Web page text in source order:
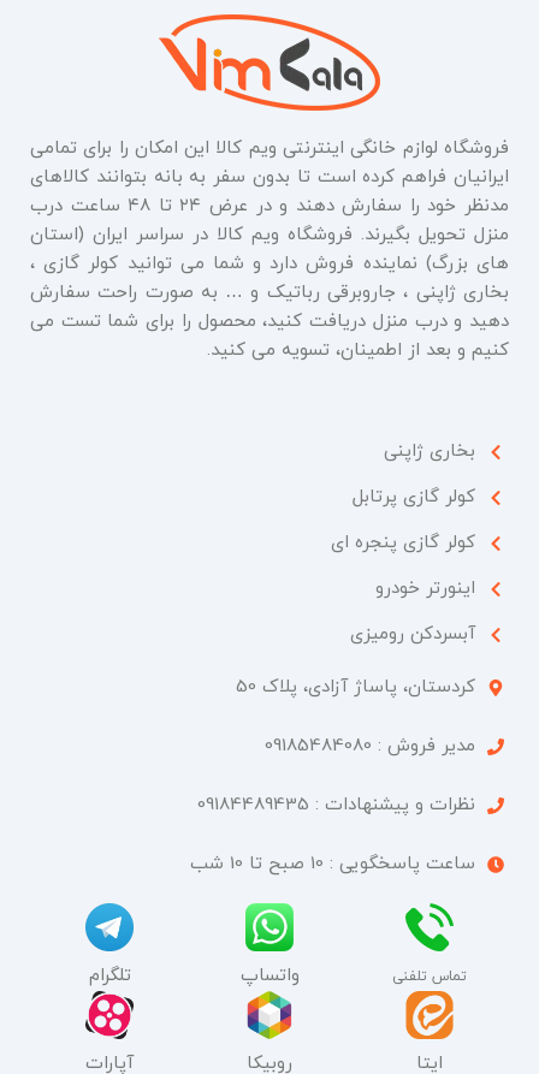
فروشگاه لوازم خانگی اینترنتی ویم کالا این امکان را برای تمامی
ایرانیان فراهم کرده است تا بدون سفر به بانه بتوانند کالاهای
مدنظر خود را سفارش دهند و در عرض ۲۴ تا ۴۸ ساعت درب
منزل تحویل بگیرند. فروشگاه ویم کالا در سراسر ایران (استان
های بزرگ) نماینده فروش دارد و شما می توانید کولر گازی ،
بخاری ژاپنی ، جاروبرقی رباتیک و … به صورت راحت سفارش
دهید و درب منزل دریافت کنید، محصول را برای شما تست می
کنیم و بعد از اطمینان، تسویه می کنید.
بخاری ژاپنی
کولر گازی پرتابل
کولر گازی پنجره ای
اینورتر خودرو
آبسردکن رومیزی
کردستان، پاساژ آزادی، پلاک 50​
مدیر فروش : 09185484080
نظرات و پیشنهادات : 09184489435
ساعت پاسخگویی : 10 صبح تا 10 شب
تماس تلفنی واتساپ تلگرام
ایتا روبیکا آپارات